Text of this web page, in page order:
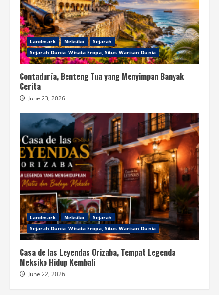
Landmark Meksiko
Sejarah
Sejarah Dunia, Wisata Eropa, Situs Warisan Dunia
Contaduría, Benteng Tua yang Menyimpan Banyak
Cerita
June 23, 2026
Landmark Meksiko
Sejarah
Sejarah Dunia, Wisata Eropa, Situs Warisan Dunia
Casa de las Leyendas Orizaba, Tempat Legenda
Meksiko Hidup Kembali
June 22, 2026